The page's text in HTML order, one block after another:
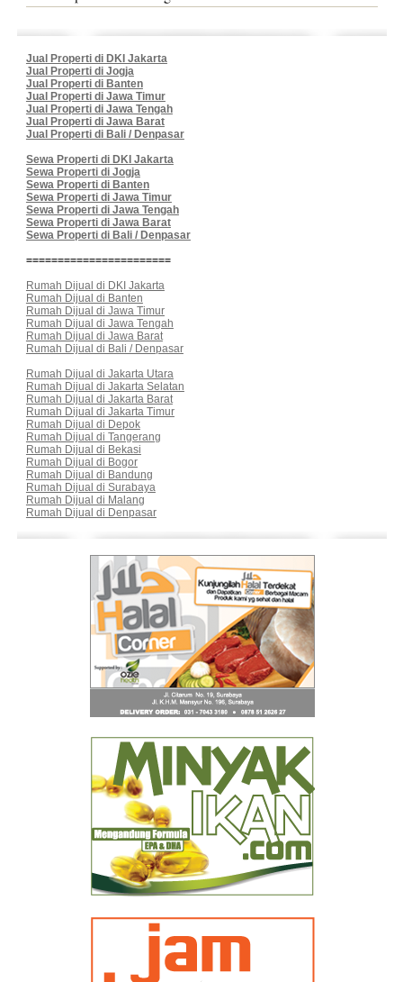
Jual Properti di DKI Jakarta
Jual Properti di Jogja
Jual Properti di Banten
Jual Properti di Jawa Timur
Jual Properti di Jawa Tengah
Jual Properti di Jawa Barat
Jual Properti di Bali / Denpasar
Sewa Properti di DKI Jakarta
Sewa Properti di Jogja
Sewa Properti di Banten
Sewa Properti di Jawa Timur
Sewa Properti di Jawa Tengah
Sewa Properti di Jawa Barat
Sewa Properti di Bali / Denpasar
=======================
Rumah Dijual di DKI Jakarta
Rumah Dijual di Banten
Rumah Dijual di Jawa Timur
Rumah Dijual di Jawa Tengah
Rumah Dijual di Jawa Barat
Rumah Dijual di Bali / Denpasar
Rumah Dijual di Jakarta Utara
Rumah Dijual di Jakarta Selatan
Rumah Dijual di Jakarta Barat
Rumah Dijual di Jakarta Timur
Rumah Dijual di Depok
Rumah Dijual di Tangerang
Rumah Dijual di Bekasi
Rumah Dijual di Bogor
Rumah Dijual di Bandung
Rumah Dijual di Surabaya
Rumah Dijual di Malang
Rumah Dijual di Denpasar